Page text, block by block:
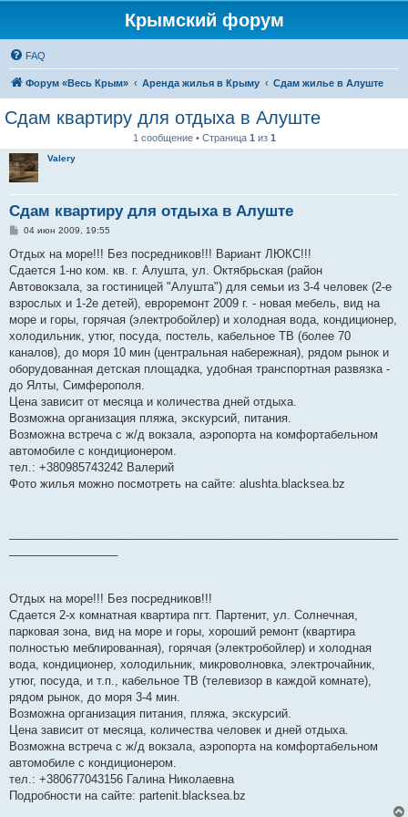
Крымский форум
FAQ
Форум «Весь Крым» Аренда жилья в Крыму Сдам жилье в Алуште
Сдам квартиру для отдыха в Алуште
1 сообщение • Страница 1 из 1
Valery
Сдам квартиру для отдыха в Алуште
С
о
б
щ
е
и
е
04 июн 2009, 19:55
Отдых на море!!! Без посредников!!! Вариант ЛЮКС!!!
Сдается 1-но ком. кв. г. Алушта, ул. Октябрьская (район
Автовокзала, за гостиницей "Алушта") для семьи из 3-4 человек (2-е
взрослых и 1-2е детей), евроремонт 2009 г. - новая мебель, вид на
море и горы, горячая (электробойлер) и холодная вода, кондиционер,
холодильник, утюг, посуда, постель, кабельное ТВ (более 70
каналов), до моря 10 мин (центральная набережная), рядом рынок и
оборудованная детская площадка, удобная транспортная развязка -
до Ялты, Симферополя.
Цена зависит от месяца и количества дней отдыха.
Возможна организация пляжа, экскурсий, питания.
Возможна встреча с ж/д вокзала, аэропорта на комфортабельном
автомобиле с кондиционером.
тел.: +380985743242 Валерий
Фото жилья можно посмотреть на сайте: alushta.blacksea.bz
Отдых на море!!! Без посредников!!!
Сдается 2-х комнатная квартира пгт. Партенит, ул. Солнечная,
парковая зона, вид на море и горы, хороший ремонт (квартира
полностью меблированная), горячая (электробойлер) и холодная
вода, кондиционер, холодильник, микроволновка, электрочайник,
утюг, посуда, и т.п., кабельное ТВ (телевизор в каждой комнате),
рядом рынок, до моря 3-4 мин.
Возможна организация питания, пляжа, экскурсий.
Цена зависит от месяца, количества человек и дней отдыха.
Возможна встреча с ж/д вокзала, аэропорта на комфортабельном
автомобиле с кондиционером.
тел.: +380677043156 Галина Николаевна
Подробности на сайте: partenit.blacksea.bz